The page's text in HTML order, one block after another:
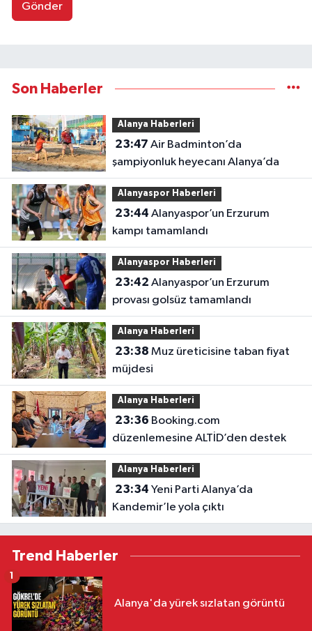
Gönder
Son Haberler
Alanya Haberleri
23:47
şampiyonluk heyecanı Alanya’da
Alanyaspor Haberleri
23:44
kampı tamamlandı
Alanyaspor Haberleri
23:42
provası golsüz tamamlandı
Alanya Haberleri
23:38
müjdesi
Alanya Haberleri
23:36
düzenlemesine ALTİD’den destek
Alanya Haberleri
23:34
Kandemir’le yola çıktı
Trend Haberler
Alanya'da yürek sızlatan görüntü
1